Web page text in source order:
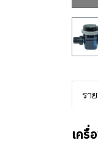
รา
เครื่